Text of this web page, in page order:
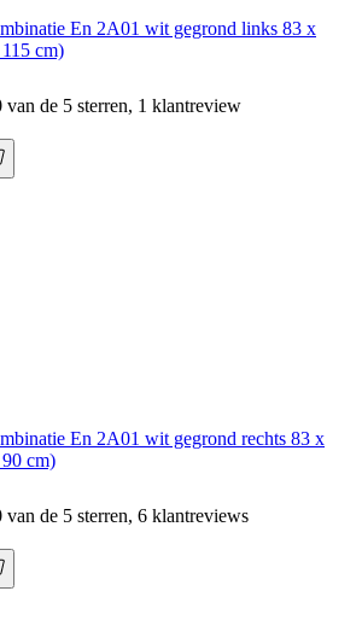
En 2A01 wit gegrond links 83 x
cm)
van de 5 sterren, 1 klantreview
En 2A01 wit gegrond rechts 83 x
cm)
van de 5 sterren, 6 klantreviews